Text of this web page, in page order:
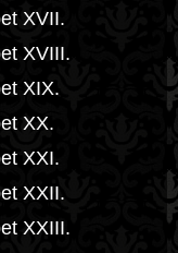
XVII.
XVIII.
XIX.
XX.
XXI.
XXII.
XXIII.